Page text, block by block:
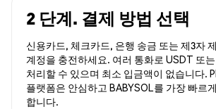
2 단계. 결제 방법 선택
신용카드, 체크카드, 은행 송금 또는 제3자
계정을 충전하세요. 여러 통화로 USDT 또
처리할 수 있으며 최소 입금액이 없습니다.
플랫폼은 안심하고 BABYSOL를 가장 빠르
합니다.